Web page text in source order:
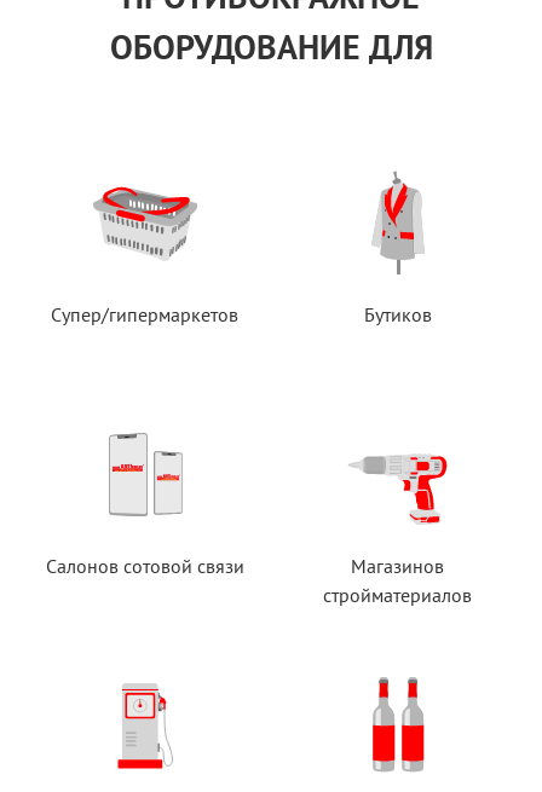
ОБОРУДОВАНИЕ ДЛЯ
Супер/гипермаркетов Бутиков
Салонов сотовой связи
Магазинов
стройматериалов